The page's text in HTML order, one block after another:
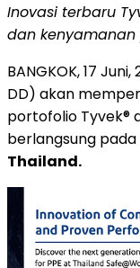
Inovasi terbaru
dan kenyamanan
BANGKOK,17 Juni,
DD) akan
portofolio Tyvek®
berlangsung pada
Thailand.